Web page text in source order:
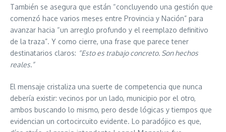
También se asegura que están “concluyendo una gestión que
comenzó hace varios meses entre Provincia y Nación” para
avanzar hacia “un arreglo profundo y el reemplazo definitivo
de la traza”. Y como cierre, una frase que parece tener
destinatarios claros: “Esto es trabajo concreto. Son hechos
reales.”
El mensaje cristaliza una suerte de competencia que nunca
debería existir: vecinos por un lado, municipio por el otro,
ambos buscando lo mismo, pero desde lógicas y tiempos que
evidencian un cortocircuito evidente. Lo paradójico es que,